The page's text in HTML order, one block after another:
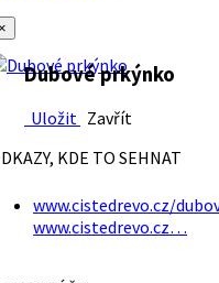
Dubové prkýnko
Uložit Zavřít
KDE TO SEHNAT
www.cistedrevo.cz/
www.cistedrevo.cz…